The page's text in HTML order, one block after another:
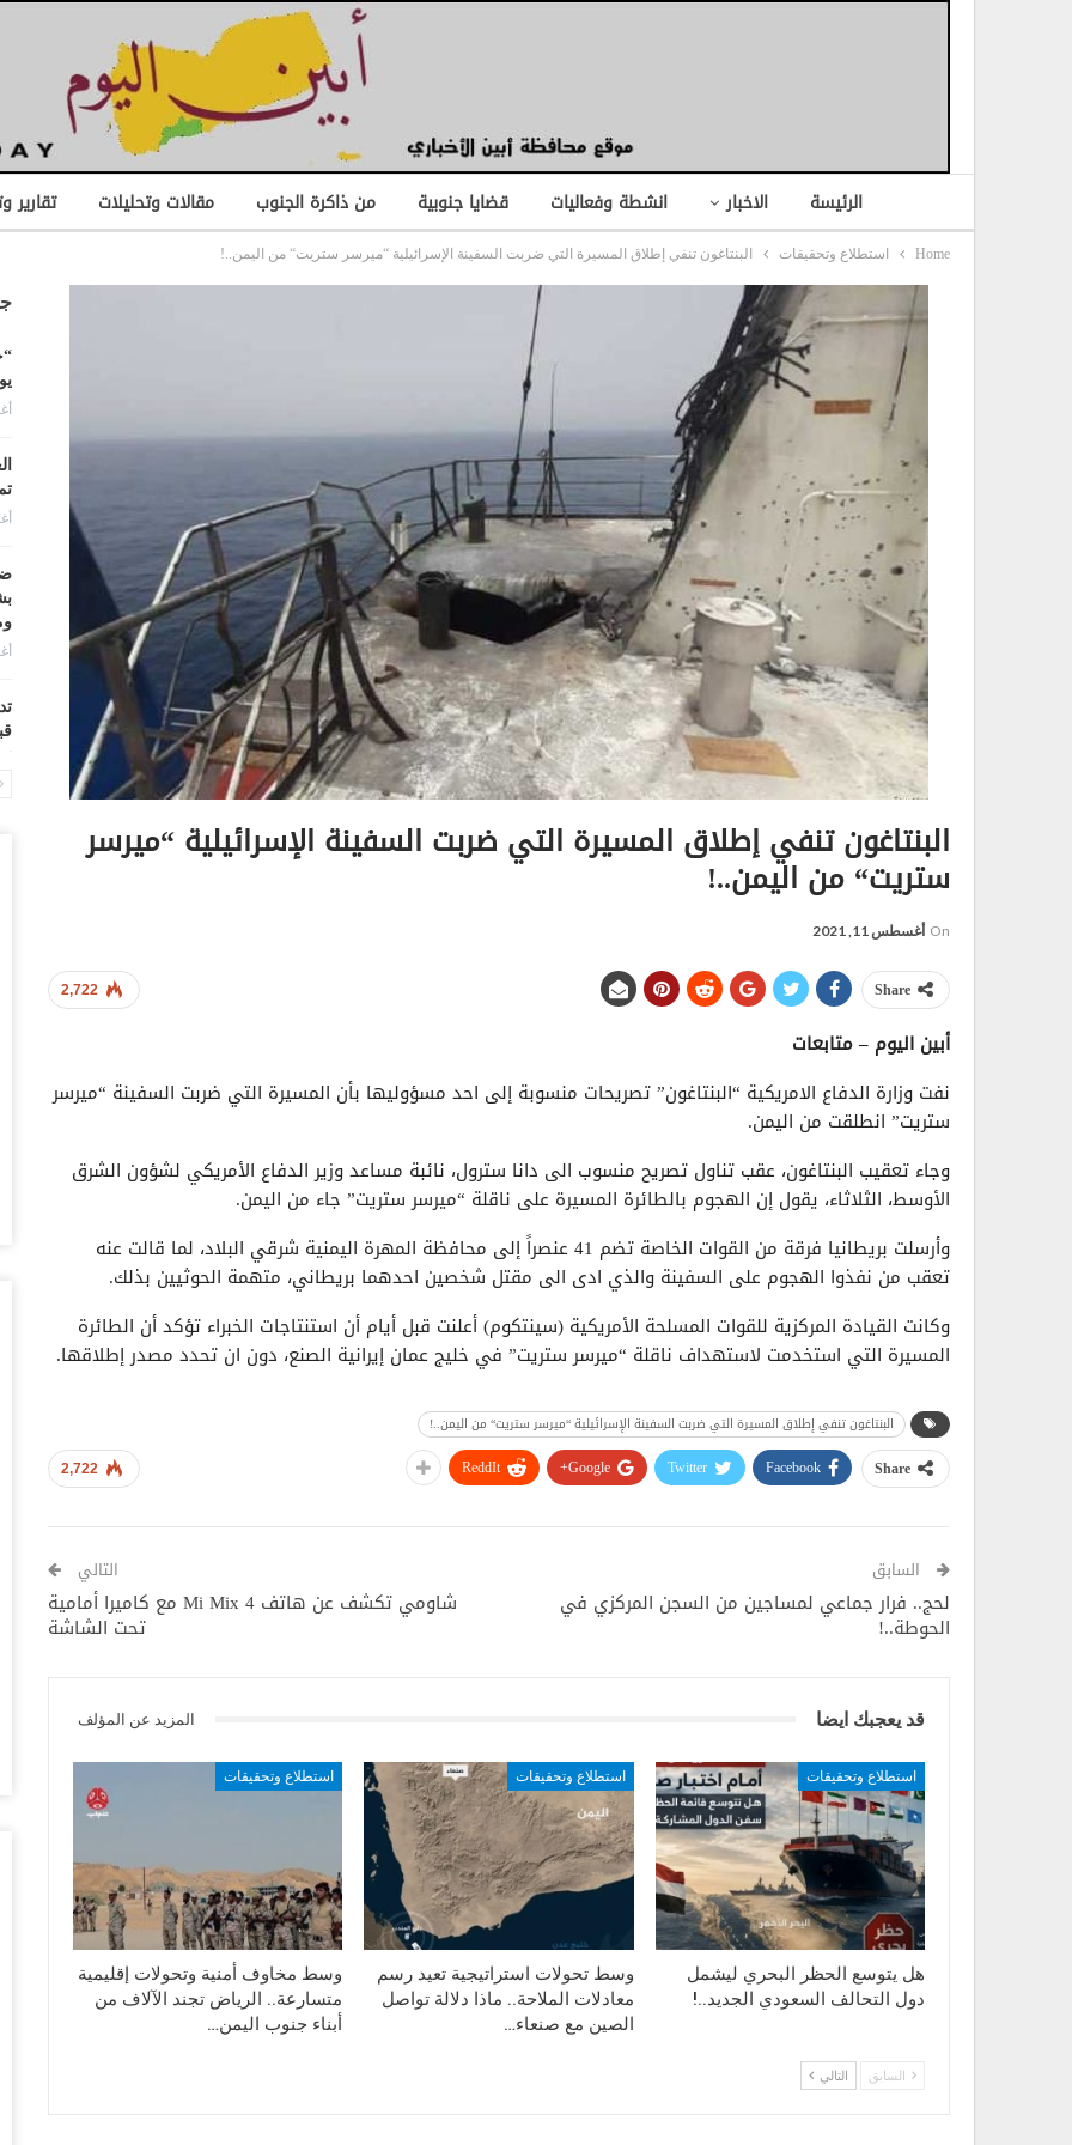
الرئيسة الاخبار انشطة وفعاليات قضايا جنوبية من ذاكرة الجنوب مقالات وتحليلات تقارير
Home استطلاع وتحقيقات البنتاغون تنفي إطلاق المسيرة التي ضربت السفينة الإسرائيلية “ميرسر ستريت“ من اليمن..!
البنتاغون تنفي إطلاق المسيرة التي ضربت السفينة الإسرائيلية “ميرسر
ستريت“ من اليمن..!
On أغسطس 11, 2021
2,722 Share
أبين اليوم – متابعات
نفت وزارة الدفاع الامريكية “البنتاغون” تصريحات منسوبة إلى احد مسؤوليها بأن المسيرة التي ضربت السفينة “ميرسر
ستريت” انطلقت من اليمن.
وجاء تعقيب البنتاغون، عقب تناول تصريح منسوب الى دانا سترول، نائبة مساعد وزير الدفاع الأمريكي لشؤون الشرق
الأوسط، الثلاثاء، يقول إن الهجوم بالطائرة المسيرة على ناقلة “ميرسر ستريت” جاء من اليمن.
وأرسلت بريطانيا فرقة من القوات الخاصة تضم 41 عنصراً إلى محافظة المهرة اليمنية شرقي البلاد، لما قالت عنه
تعقب من نفذوا الهجوم على السفينة والذي ادى الى مقتل شخصين احدهما بريطاني، متهمة الحوثيين بذلك.
وكانت القيادة المركزية للقوات المسلحة الأمريكية (سينتكوم) أعلنت قبل أيام أن استنتاجات الخبراء تؤكد أن الطائرة
المسيرة التي استخدمت لاستهداف ناقلة “ميرسر ستريت” في خليج عمان إيرانية الصنع، دون ان تحدد مصدر إطلاقها.
البنتاغون تنفي إطلاق المسيرة التي ضربت السفينة الإسرائيلية “ميرسر ستريت“ من اليمن..!
2,722 Share
Facebook
Twitter
Google+
ReddIt
السابق
لحج.. فرار جماعي لمساجين من السجن المركزي في
الحوطة..!
التالي
شاومي تكشف عن هاتف Mi Mix 4 مع كاميرا أمامية
تحت الشاشة
قد يعجبك ايضا المزيد عن المؤلف
استطلاع وتحقيقات
هل يتوسع الحظر البحري ليشمل
دول التحالف السعودي الجديد..!
استطلاع وتحقيقات
وسط تحولات استراتيجية تعيد رسم
معادلات الملاحة.. ماذا دلالة تواصل
الصين مع صنعاء…
استطلاع وتحقيقات
وسط مخاوف أمنية وتحولات إقليمية
متسارعة.. الرياض تجند الآلاف من
أبناء جنوب اليمن…
السابق التالي
وبيع